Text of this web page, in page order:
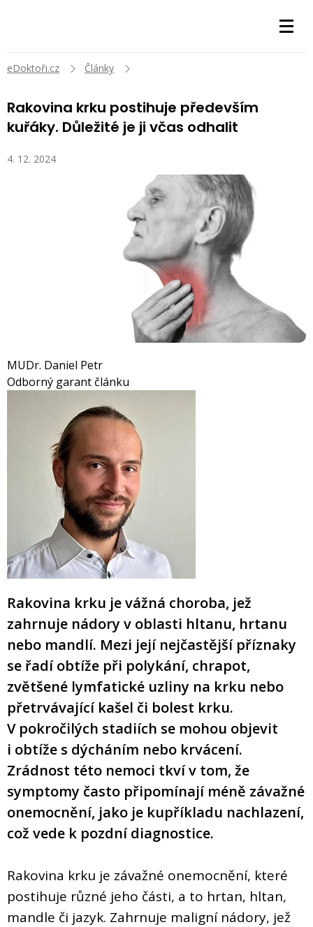
eDoktoři.cz Články
Rakovina krku postihuje především
kuřáky. Důležité je ji včas odhalit
4. 12. 2024
MUDr. Daniel Petr
Odborný garant článku
Rakovina krku je vážná choroba, jež
zahrnuje nádory v oblasti hltanu, hrtanu
nebo mandlí. Mezi její nejčastější příznaky
se řadí obtíže při polykání, chrapot,
zvětšené lymfatické uzliny na krku nebo
přetrvávající kašel či bolest krku.
V pokročilých stadiích se mohou objevit
i obtíže s dýcháním nebo krvácení.
Zrádnost této nemoci tkví v tom, že
symptomy často připomínají méně závažné
onemocnění, jako je kupříkladu nachlazení,
což vede k pozdní diagnostice.
Rakovina krku je závažné onemocnění, které
postihuje různé jeho části, a to hrtan, hltan,
mandle či jazyk. Zahrnuje maligní nádory, jež